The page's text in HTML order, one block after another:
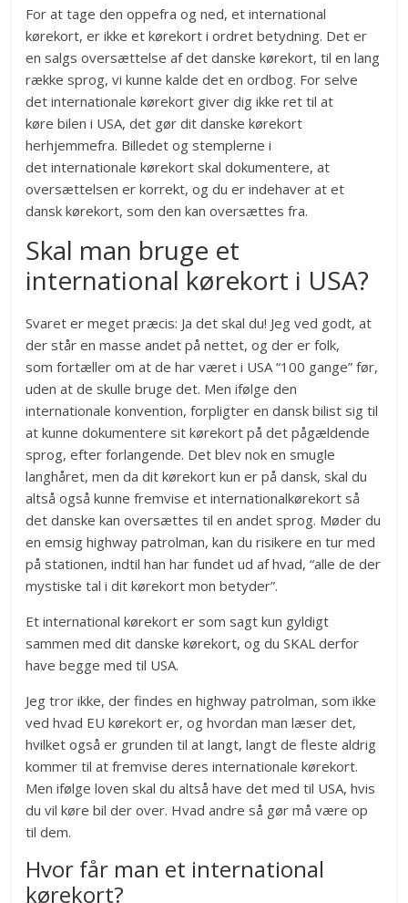
For at tage den oppefra og ned, et international
kørekort, er ikke et kørekort i ordret betydning. Det er
en salgs oversættelse af det danske kørekort, til en lang
række sprog, vi kunne kalde det en ordbog. For selve
det internationale kørekort giver dig ikke ret til at
køre bilen i USA, det gør dit danske kørekort
herhjemmefra. Billedet og stemplerne i
det internationale kørekort skal dokumentere, at
oversættelsen er korrekt, og du er indehaver at et
dansk kørekort, som den kan oversættes fra.
Skal man bruge et
international kørekort i USA?
Svaret er meget præcis: Ja det skal du! Jeg ved godt, at
der står en masse andet på nettet, og der er folk,
som fortæller om at de har været i USA “100 gange” før,
uden at de skulle bruge det. Men ifølge den
internationale konvention, forpligter en dansk bilist sig til
at kunne dokumentere sit kørekort på det pågældende
sprog, efter forlangende. Det blev nok en smugle
langhåret, men da dit kørekort kun er på dansk, skal du
altså også kunne fremvise et internationalkørekort så
det danske kan oversættes til en andet sprog. Møder du
en emsig highway patrolman, kan du risikere en tur med
på stationen, indtil han har fundet ud af hvad, “alle de der
mystiske tal i dit kørekort mon betyder”.
Et international kørekort er som sagt kun gyldigt
sammen med dit danske kørekort, og du SKAL derfor
have begge med til USA.
Jeg tror ikke, der findes en highway patrolman, som ikke
ved hvad EU kørekort er, og hvordan man læser det,
hvilket også er grunden til at langt, langt de fleste aldrig
kommer til at fremvise deres internationale kørekort.
Men ifølge loven skal du altså have det med til USA, hvis
du vil køre bil der over. Hvad andre så gør må være op
til dem.
Hvor får man et international
kørekort?